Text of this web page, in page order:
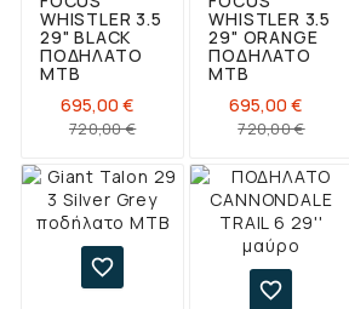
WHISTLER 3.5
29" BLACK
ΠΟΔΉΛΑΤΟ
MTB
695,00 €
720,00 €Κανονική
Τιμή
WHISTLER 3.5
29" ORANGE
ΠΟΔΉΛΑΤΟ
MTB
695,00 €
720,00 €Τιμή

